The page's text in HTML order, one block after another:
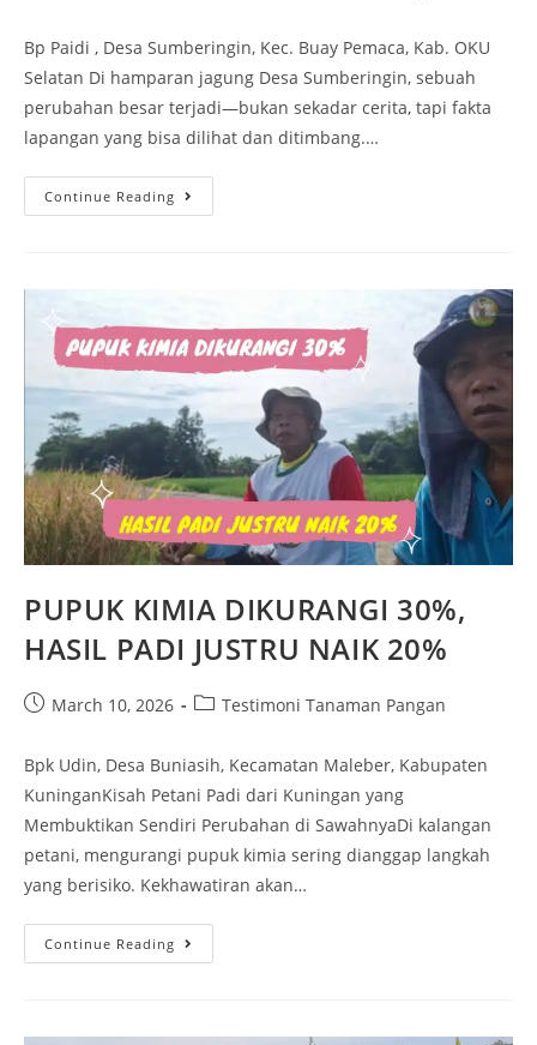
Bp Paidi , Desa Sumberingin, Kec. Buay Pemaca, Kab. OKU
Selatan Di hamparan jagung Desa Sumberingin, sebuah
perubahan besar terjadi—bukan sekadar cerita, tapi fakta
lapangan yang bisa dilihat dan ditimbang.…
Continue Reading
PUPUK KIMIA DIKURANGI 30%,
HASIL PADI JUSTRU NAIK 20%
March 10, 2026 Testimoni Tanaman Pangan
Bpk Udin, Desa Buniasih, Kecamatan Maleber, Kabupaten
KuninganKisah Petani Padi dari Kuningan yang
Membuktikan Sendiri Perubahan di SawahnyaDi kalangan
petani, mengurangi pupuk kimia sering dianggap langkah
yang berisiko. Kekhawatiran akan…
Continue Reading